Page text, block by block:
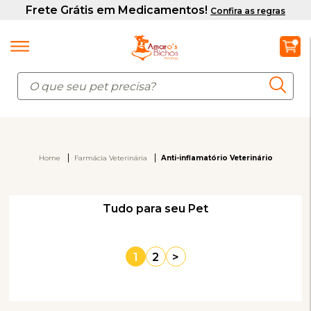
Home Farmácia Veterinária Anti-inflamatório Veterinário
Tudo para seu Pet
1 2 >